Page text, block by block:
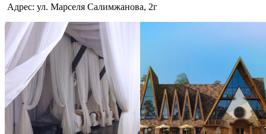
Адрес: ул. Марселя Салимжанова, 2г